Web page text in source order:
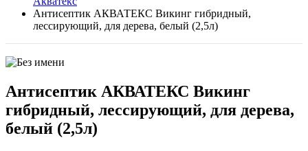
Антисептик АКВАТЕКС Викинг гибридный,
лессирующий, для дерева, белый (2,5л)
Антисептик АКВАТЕКС Викинг
гибридный, лессирующий, для дерева,
белый (2,5л)